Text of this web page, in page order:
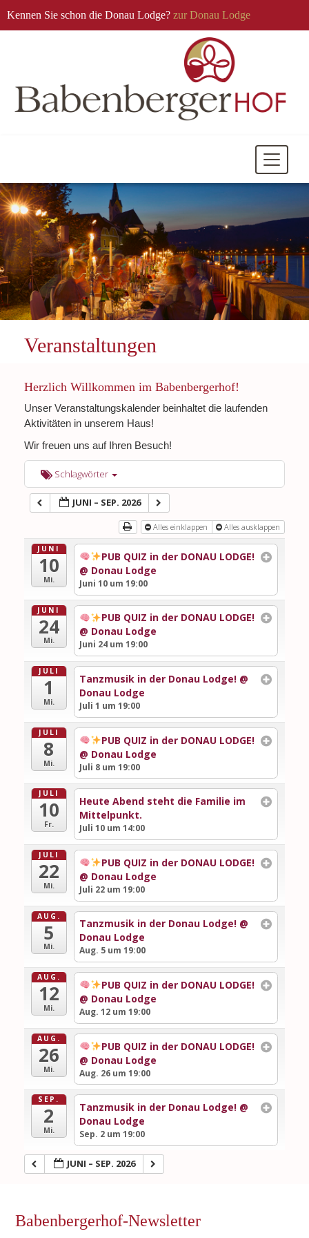
Kennen Sie schon die Donau Lodge? zur Donau Lodge
Mobile
Veranstaltungen
Herzlich Willkommen im Babenbergerhof!
Unser Veranstaltungskalender beinhaltet die laufenden
Aktivitäten in unserem Haus!
Wir freuen uns auf Ihren Besuch!
Schlagwörter
JUNI – SEP. 2026
Alles einklappen Alles ausklappen
JUNI
10
Mi.
PUB QUIZ in der DONAU LODGE!
@ Donau Lodge
Juni 10 um 19:00
JUNI
24
Mi.
PUB QUIZ in der DONAU LODGE!
@ Donau Lodge
Juni 24 um 19:00
JULI
1
Mi.
Tanzmusik in der Donau Lodge! @
Donau Lodge
Juli 1 um 19:00
JULI
8
Mi.
PUB QUIZ in der DONAU LODGE!
@ Donau Lodge
Juli 8 um 19:00
JULI
10
Fr.
Heute Abend steht die Familie im
Mittelpunkt.
Juli 10 um 14:00
JULI
22
Mi.
PUB QUIZ in der DONAU LODGE!
@ Donau Lodge
Juli 22 um 19:00
AUG.
5
Mi.
Tanzmusik in der Donau Lodge! @
Donau Lodge
Aug. 5 um 19:00
AUG.
12
Mi.
PUB QUIZ in der DONAU LODGE!
@ Donau Lodge
Aug. 12 um 19:00
AUG.
26
Mi.
PUB QUIZ in der DONAU LODGE!
@ Donau Lodge
Aug. 26 um 19:00
SEP.
2
Mi.
Tanzmusik in der Donau Lodge! @
Donau Lodge
Sep. 2 um 19:00
JUNI – SEP. 2026
Babenbergerhof-Newsletter